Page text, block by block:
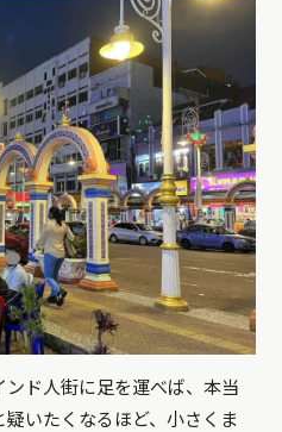
ド人街に足を運べば、本当
いたくなるほど、小さくま